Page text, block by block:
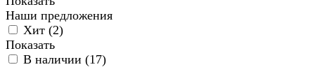
Наши предложения
Хит (2)
Показать
В наличии (17)